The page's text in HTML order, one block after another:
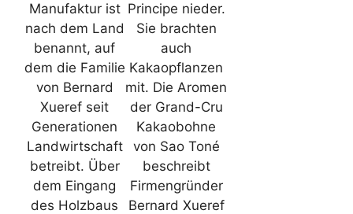
Manufaktur ist
nach dem Land
benannt, auf
dem die Familie
von Bernard
Xueref seit
Generationen
Landwirtschaft
betreibt. Über
dem Eingang
des Holzbaus
Principe nieder.
Sie brachten
auch
Kakaopflanzen
mit. Die Aromen
der Grand-Cru
Kakaobohne
von Sao Toné
beschreibt
Firmengründer
Bernard Xueref